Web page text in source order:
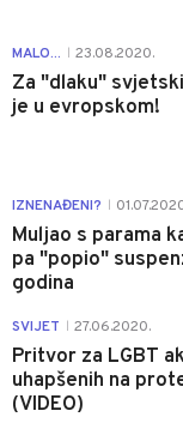
MALO... 23.08.2020.
Za "dlaku"
je u evropskom!
IZNENAĐENI?
Muljao s parama
pa "popio"
godina
SVIJET 27.06.2020.
Pritvor za LGBT
uhapšenih na
(VIDEO)